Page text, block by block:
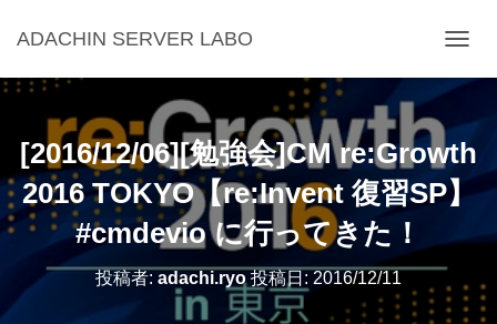
ADACHIN SERVER LABO
ビ
シ
ョ
ン
を
り
え
[2016/12/06][勉強会]CM re:Growth
2016 TOKYO【re:Invent 復習SP】
#cmdevio に行ってきた！
投稿者: adachi.ryo 投稿日: 2016/12/11